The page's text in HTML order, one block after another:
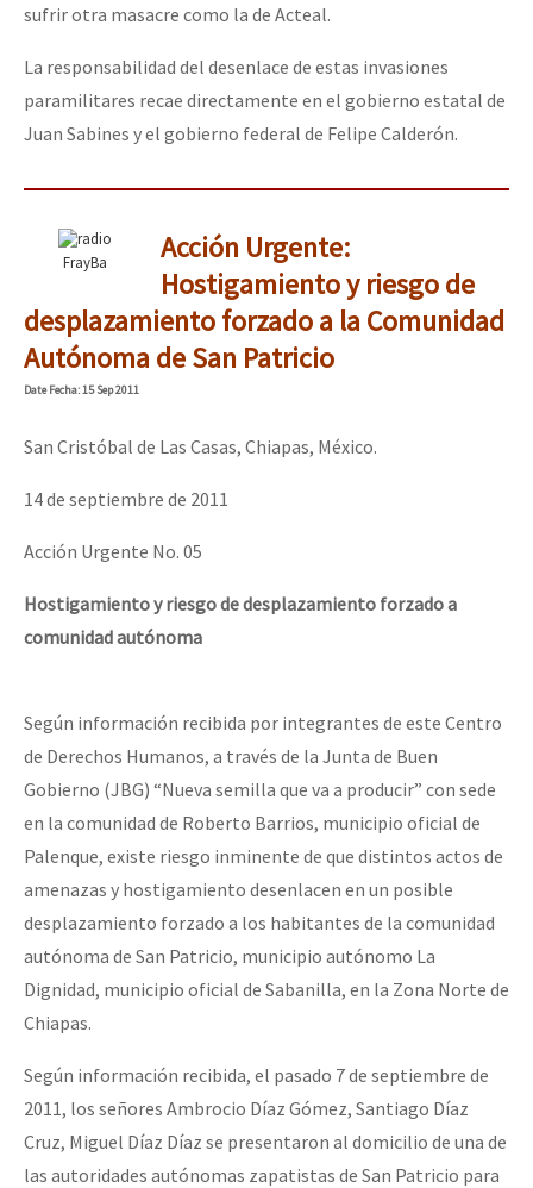
sufrir otra masacre como la de Acteal.
La responsabilidad del desenlace de estas invasiones
paramilitares recae directamente en el gobierno estatal de
Juan Sabines y el gobierno federal de Felipe Calderón.
FrayBa
Acción Urgente:
Hostigamiento y riesgo de
desplazamiento forzado a la Comunidad
Autónoma de San Patricio
DateFecha: 15 Sep 2011
San Cristóbal de Las Casas, Chiapas, México.
14 de septiembre de 2011
Acción Urgente No. 05
Hostigamiento y riesgo de desplazamiento forzado a
comunidad autónoma
Según información recibida por integrantes de este Centro
de Derechos Humanos, a través de la Junta de Buen
Gobierno (JBG) “Nueva semilla que va a producir” con sede
en la comunidad de Roberto Barrios, municipio oficial de
Palenque, existe riesgo inminente de que distintos actos de
amenazas y hostigamiento desenlacen en un posible
desplazamiento forzado a los habitantes de la comunidad
autónoma de San Patricio, municipio autónomo La
Dignidad, municipio oficial de Sabanilla, en la Zona Norte de
Chiapas.
Según información recibida, el pasado 7 de septiembre de
2011, los señores Ambrocio Díaz Gómez, Santiago Díaz
Cruz, Miguel Díaz Díaz se presentaron al domicilio de una de
las autoridades autónomas zapatistas de San Patricio para